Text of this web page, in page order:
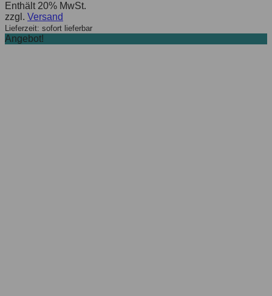
Enthält 20% MwSt.
zzgl. Versand
Lieferzeit: sofort lieferbar
Angebot!